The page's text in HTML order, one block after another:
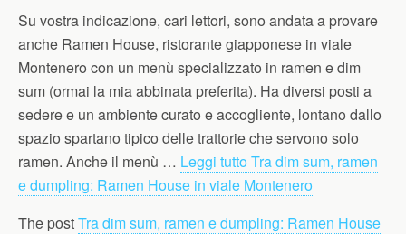
Su vostra indicazione, cari lettori, sono andata a provare
anche Ramen House, ristorante giapponese in viale
Montenero con un menù specializzato in ramen e dim
sum (ormai la mia abbinata preferita). Ha diversi posti a
sedere e un ambiente curato e accogliente, lontano dallo
spazio spartano tipico delle trattorie che servono solo
ramen. Anche il menù … Leggi tuttoTra dim sum, ramen
e dumpling: Ramen House in viale Montenero
The postTra dim sum, ramen e dumpling: Ramen House